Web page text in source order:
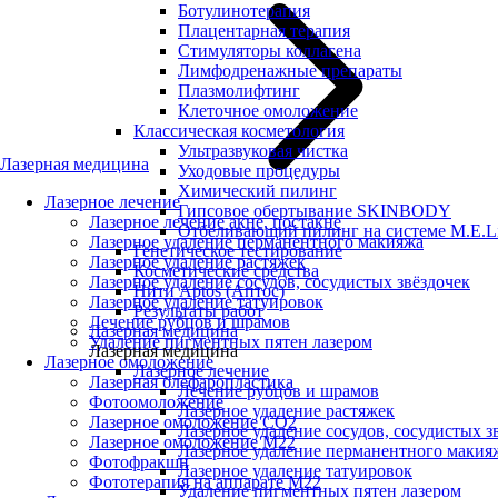
Лазерная медицина
Лазерное лечение
Лазерное лечение акне, постакне
Лазерное удаление перманентного макияжа
Лазерное удаление растяжек
Лазерное удаление сосудов, сосудистых звёздочек
Лазерное удаление татуировок
Лечение рубцов и шрамов
Удаление пигментных пятен лазером
Лазерное омоложение
Лазерная блефаропластика
Фотоомоложение
Лазерное омоложение CO2
Лазерное омоложение M22
Фотофракшн
Фототерапия на аппарате М22
Ботулинотерапия
Плацентарная терапия
Стимуляторы коллагена
Лимфодренажные препараты
Плазмолифтинг
Клеточное омоложение
Классическая косметология
Ультразвуковая чистка
Уходовые процедуры
Химический пилинг
Гипсовое обертывание SKINBODY
Отбеливающий пилинг на системе
Генетическое тестирование
Косметические средства
Нити Aptos (Аптос)
Результаты работ
Лазерная медицина
Лазерная медицина
Лазерное лечение
Лечение рубцов и шрамов
Лазерное удаление растяжек
Лазерное удаление сосудов, сосудистых
Лазерное удаление перманентного
Лазерное удаление татуировок
Удаление пигментных пятен лазером